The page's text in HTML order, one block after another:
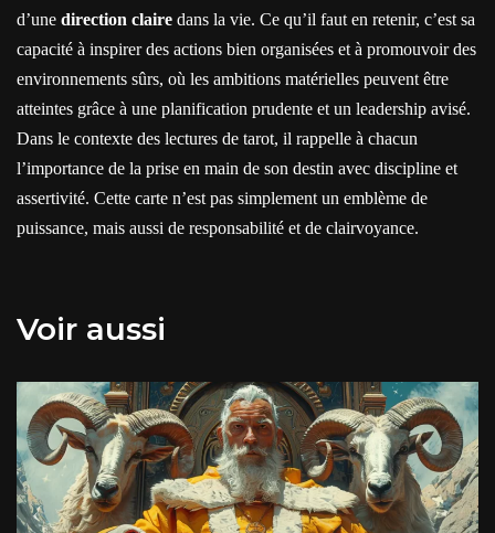
d’une direction claire dans la vie. Ce qu’il faut en retenir, c’est sa
capacité à inspirer des actions bien organisées et à promouvoir des
environnements sûrs, où les ambitions matérielles peuvent être
atteintes grâce à une planification prudente et un leadership avisé.
Dans le contexte des lectures de tarot, il rappelle à chacun
l’importance de la prise en main de son destin avec discipline et
assertivité. Cette carte n’est pas simplement un emblème de
puissance, mais aussi de responsabilité et de clairvoyance.
Voir aussi